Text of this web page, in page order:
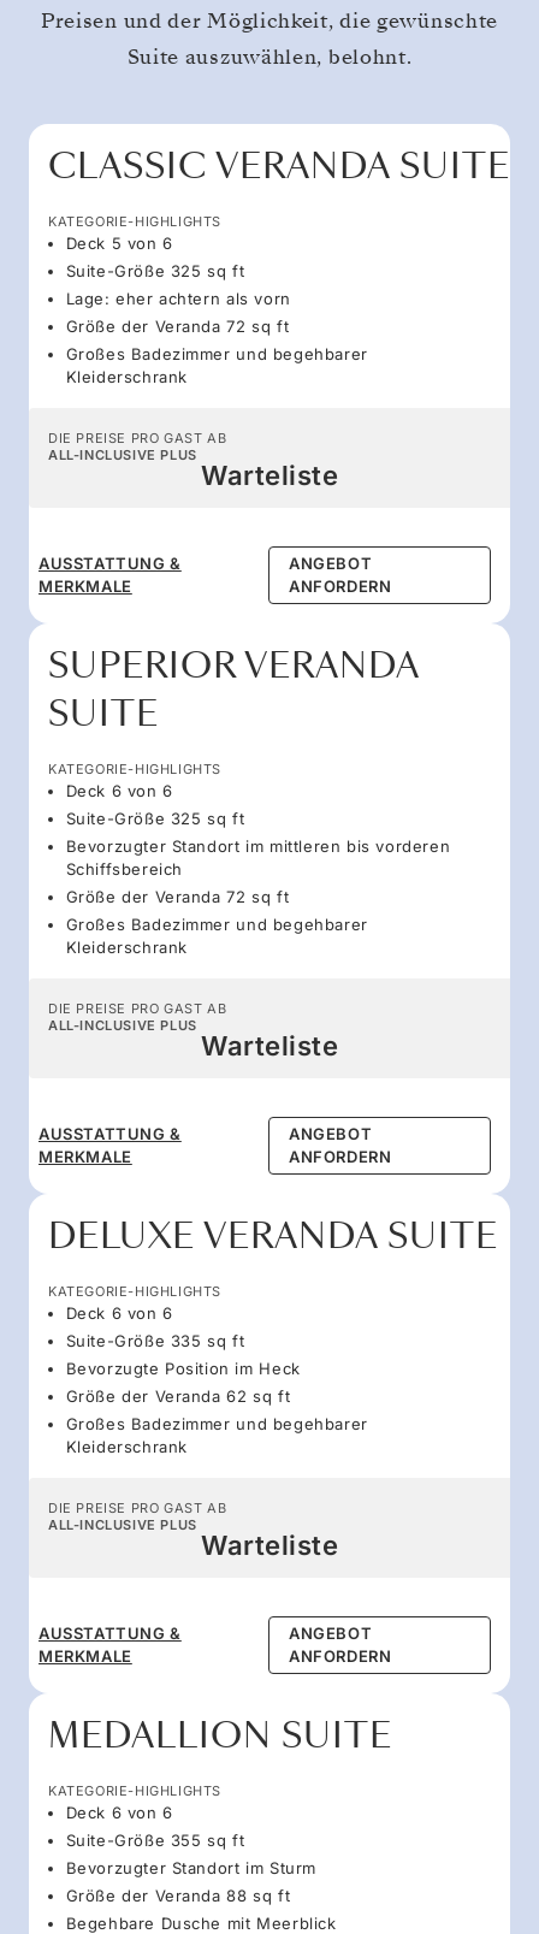
Preisen und der Möglichkeit, die gewünschte
Suite auszuwählen, belohnt.
CLASSIC VERANDA SUITE
KATEGORIE-HIGHLIGHTS
Deck 5 von 6
Suite-Größe 325 sq ft
Lage: eher achtern als vorn
Größe der Veranda 72 sq ft
Großes Badezimmer und begehbarer
Kleiderschrank
DIE PREISE PRO GAST AB
ALL-INCLUSIVE PLUS
Warteliste
AUSSTATTUNG &
MERKMALE
ANGEBOT
ANFORDERN
SUPERIOR VERANDA
SUITE
KATEGORIE-HIGHLIGHTS
Deck 6 von 6
Suite-Größe 325 sq ft
Bevorzugter Standort im mittleren bis vorderen
Schiffsbereich
Größe der Veranda 72 sq ft
Großes Badezimmer und begehbarer
Kleiderschrank
DIE PREISE PRO GAST AB
ALL-INCLUSIVE PLUS
Warteliste
AUSSTATTUNG &
MERKMALE
ANGEBOT
ANFORDERN
DELUXE VERANDA SUITE
KATEGORIE-HIGHLIGHTS
Deck 6 von 6
Suite-Größe 335 sq ft
Bevorzugte Position im Heck
Größe der Veranda 62 sq ft
Großes Badezimmer und begehbarer
Kleiderschrank
DIE PREISE PRO GAST AB
ALL-INCLUSIVE PLUS
Warteliste
AUSSTATTUNG &
MERKMALE
ANGEBOT
ANFORDERN
MEDALLION SUITE
KATEGORIE-HIGHLIGHTS
Deck 6 von 6
Suite-Größe 355 sq ft
Bevorzugter Standort im Sturm
Größe der Veranda 88 sq ft
Begehbare Dusche mit Meerblick